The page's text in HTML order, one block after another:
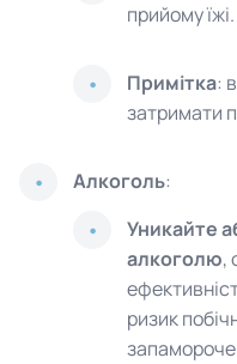
прийому їжі.
Примітка:
затримати
Алкоголь:
Уникайте
алкоголю,
ризик